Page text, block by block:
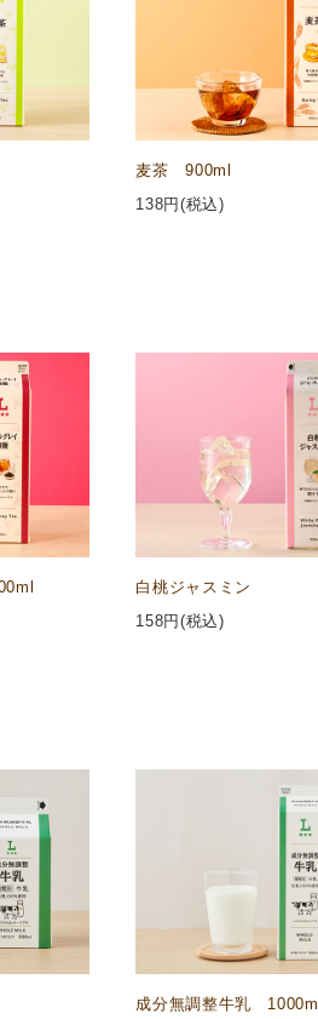
麦茶 900ml
138円(税込)
白桃ジャスミン
158円(税込)
成分無調整牛乳 1000ml